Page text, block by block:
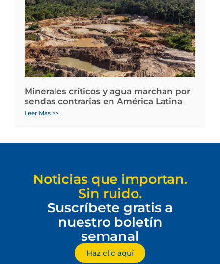
Minerales críticos y agua marchan por
sendas contrarias en América Latina
Leer Más >>
Noticias que importan.
Sin ruido.
Suscríbete gratis a
nuestro boletín
semanal
Haz clic aquí